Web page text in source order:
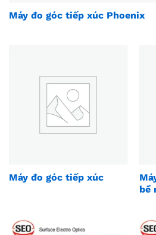
Máy đo góc tiếp xúc Phoenix
Máy đo góc tiếp xúc
bề